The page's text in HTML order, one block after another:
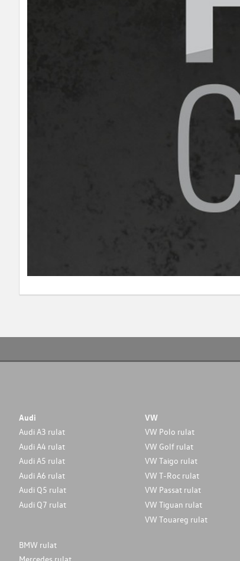
Audi
Audi A3 rulat
Audi A4 rulat
Audi A5 rulat
Audi A6 rulat
Audi Q5 rulat
Audi Q7 rulat
VW
VW Polo rulat
VW Golf rulat
VW Taigo rulat
VW T-Roc rulat
VW Passat rulat
VW Tiguan rulat
VW Touareg rulat
BMW rulat